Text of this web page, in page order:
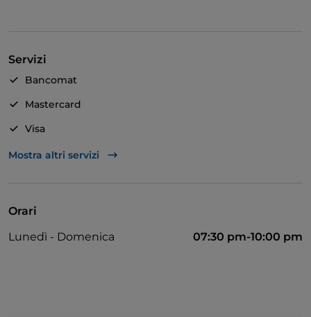
Servizi
Bancomat
Mastercard
Visa
Accesso disabili
Mostra altri servizi
Orari
Lunedì - Domenica
07:30 pm-10:00 pm